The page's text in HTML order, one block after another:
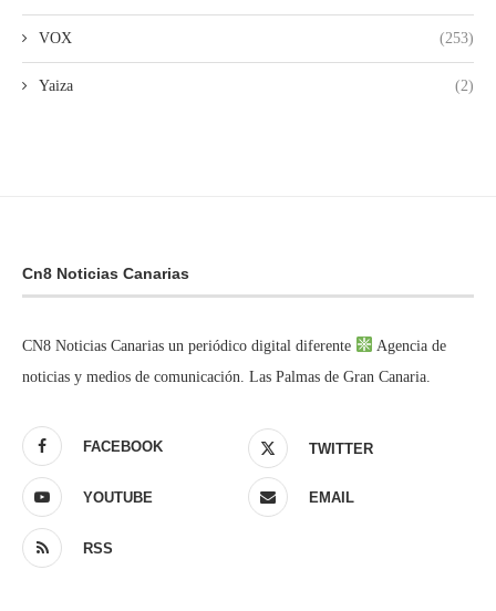
VOX (253)
Yaiza (2)
Cn8 Noticias Canarias
CN8 Noticias Canarias un periódico digital diferente
Agencia de
noticias y medios de comunicación. Las Palmas de Gran Canaria.
FACEBOOK TWITTER
YOUTUBE EMAIL
RSS